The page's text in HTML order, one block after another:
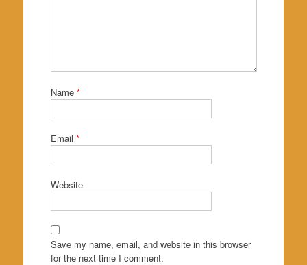
Name *
Email *
Website
Save my name, email, and website in this browser
for the next time I comment.